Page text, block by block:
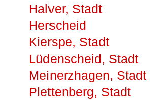
Halver, Stadt
Herscheid
Kierspe, Stadt
Lüdenscheid, Stadt
Meinerzhagen, Stadt
Plettenberg, Stadt